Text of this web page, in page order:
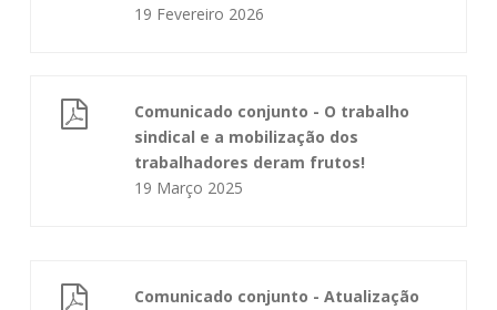
19 Fevereiro 2026
Comunicado conjunto - O trabalho
sindical e a mobilização dos
trabalhadores deram frutos!
19 Março 2025
Comunicado conjunto - Atualização